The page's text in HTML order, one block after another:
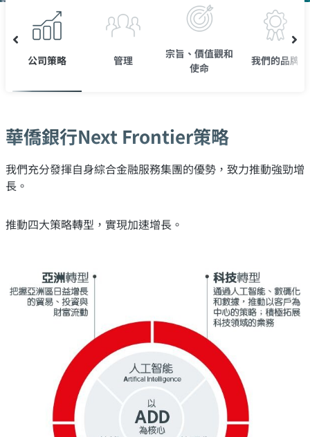
公司策略 管理
宗旨、價值觀和
使命
我們的品牌
華僑銀行Next Frontier策略
我們充分發揮自身綜合金融服務集團的優勢，致力推動強勁增
長。
推動四大策略轉型，實現加速增長。